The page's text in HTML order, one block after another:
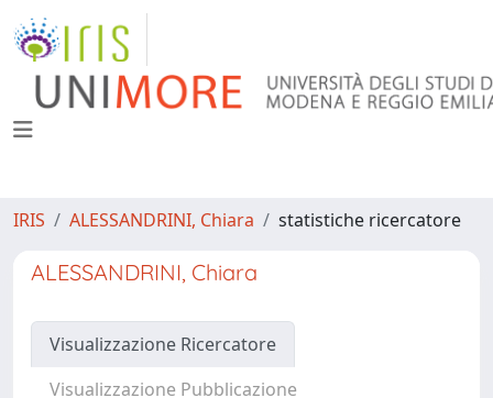
IRIS ALESSANDRINI, Chiara statistiche ricercatore
ALESSANDRINI, Chiara
Visualizzazione Ricercatore
Visualizzazione Pubblicazione